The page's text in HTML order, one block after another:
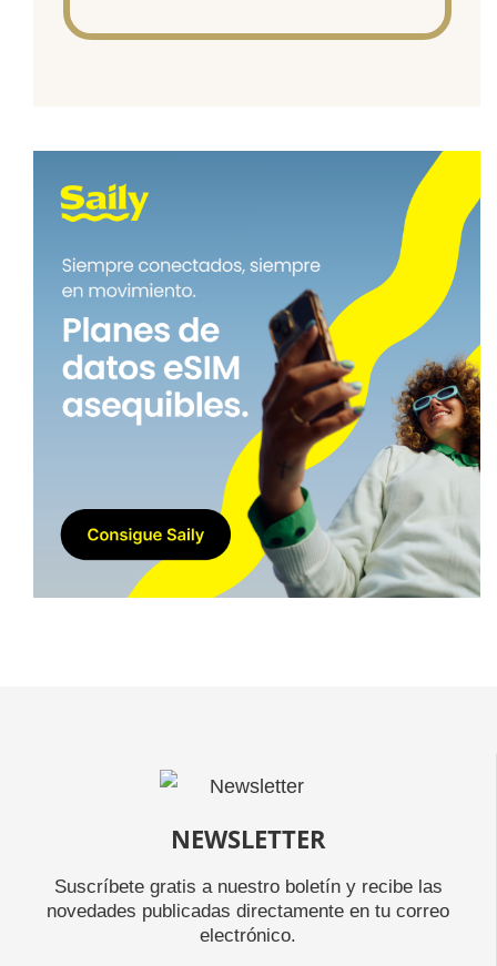
NEWSLETTER
Suscríbete gratis a nuestro boletín y recibe las
novedades publicadas directamente en tu correo
electrónico.